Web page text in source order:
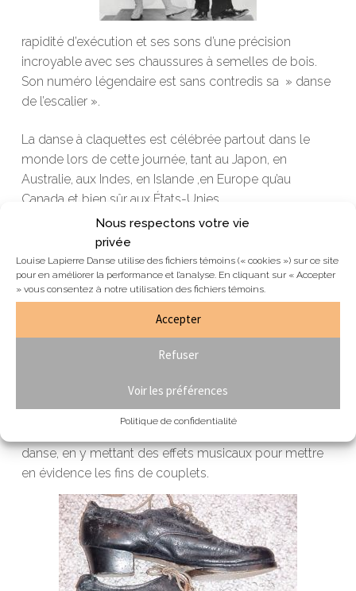
Nous respectons votre vie
privée
Louise Lapierre Danse utilise des fichiers témoins (« cookies ») sur ce site
pour en améliorer la performance et l’analyse. En cliquant sur « Accepter
» vous consentez à notre utilisation des fichiers témoins.
Accepter
Refuser
Voir les préférences
Politique de confidentialité
rapidité d’exécution et ses sons d’une précision
incroyable avec ses chaussures à semelles de bois.
Son numéro légendaire est sans contredis sa » danse
de l’escalier ».
La danse à claquettes est célébrée partout dans le
monde lors de cette journée, tant au Japon, en
Australie, aux Indes, en Islande ,en Europe qu’au
Canada et bien sûr aux États-Unies.
La tradition la plus respectée, est celle d’exécuter et
même d’enseigner aux passants sur la rue, l’hymne
nationale de la danse à claquettes le « Shim sham
shimmy », créée en 1925 par les danseurs Léonard
Reed et Willie Bryant. Elle fut dansée pour la première
fois au club Connies’ Inn à NewYork.
chanson. On la danse d’ailleurs le plus souvent à
cappella. Cependant le « Shim sham song » (Bill Elliot
danse, en y mettant des effets musicaux pour mettre
en évidence les fins de couplets.